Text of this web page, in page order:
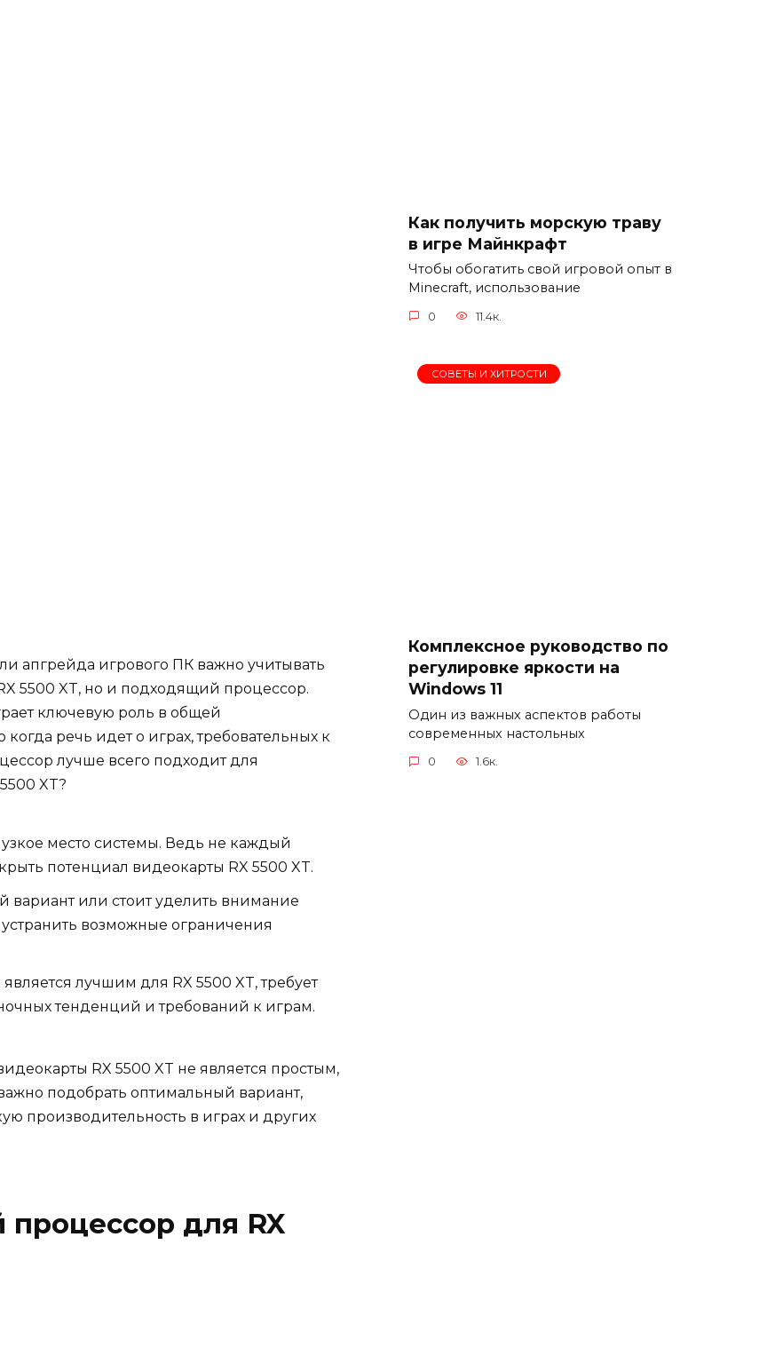
апгрейда игрового ПК важно учитывать
5500 XT, но и подходящий процессор.
ключевую роль в общей
речь идет о играх, требовательных к
лучше всего подходит для
XT?
место системы. Ведь не каждый
потенциал видеокарты RX 5500 XT.
или стоит уделить внимание
возможные ограничения
лучшим для RX 5500 XT, требует
тенденций и требований к играм.
RX 5500 XT не является простым,
подобрать оптимальный вариант,
производительность в играх и других
для RX
Как получить морскую траву
в игре Майнкрафт
Чтобы обогатить свой игровой опыт в
Minecraft, использование
0 11.4к.
СОВЕТЫ И ХИТРОСТИ
Комплексное руководство по
регулировке яркости на
Windows 11
Один из важных аспектов работы
современных настольных
0 1.6к.